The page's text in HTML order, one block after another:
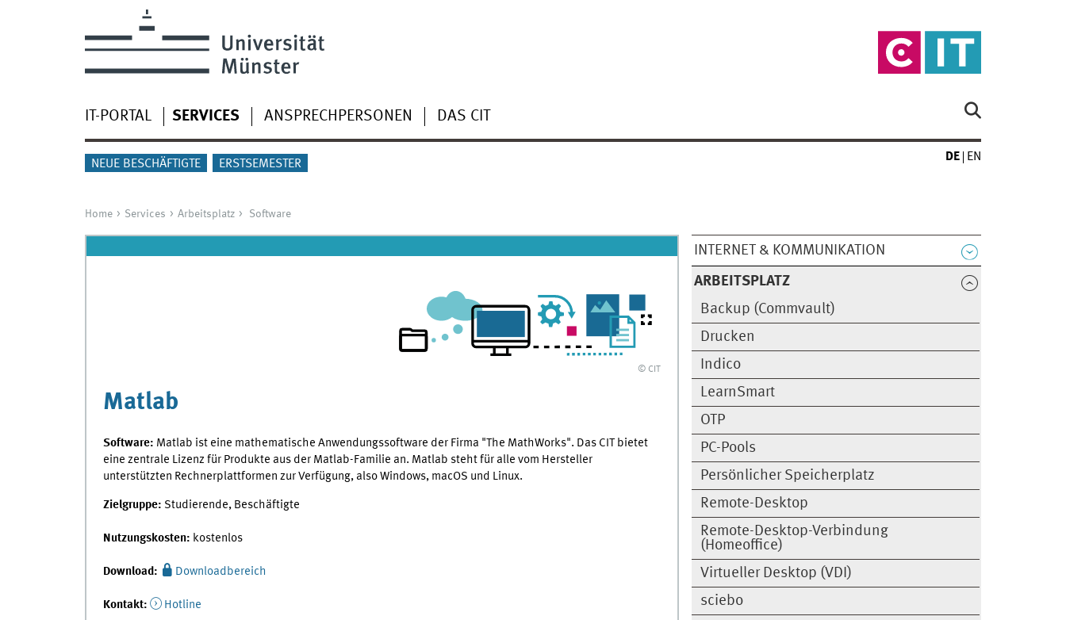
IT-PORTAL SERVICES ANSPRECHPERSONEN DAS CIT
NEUE BESCHÄFTIGTE ERSTSEMESTER
DE EN
Home Services Arbeitsplatz Software
INTERNET & KOMMUNIKATION
ARBEITSPLATZ
Backup (Commvault)
Drucken
Indico
LearnSmart
OTP
PC-Pools
Persönlicher Speicherplatz
Remote-Desktop
Remote-Desktop-Verbindung
(Homeoffice)
Virtueller Desktop (VDI)
sciebo
© CIT
Matlab
Software: Matlab ist eine mathematische Anwendungssoftware der Firma "The MathWorks". Das CIT bietet
eine zentrale Lizenz für Produkte aus der Matlab-Familie an. Matlab steht für alle vom Hersteller
unterstützten Rechnerplattformen zur Verfügung, also Windows, macOS und Linux.
Zielgruppe: Studierende, Beschäftigte
Nutzungskosten: kostenlos
Download: Downloadbereich
Kontakt: Hotline